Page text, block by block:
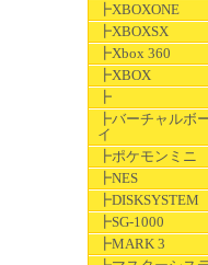
┣XBOXONE
┣XBOXSX
┣Xbox 360
┣XBOX
┣
┣バーチャルボ
イ
┣ポケモンミニ
┣NES
┣DISKSYSTEM
┣SG-1000
┣MARK 3